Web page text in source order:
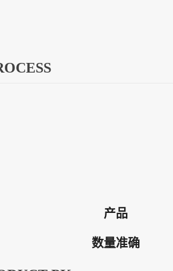
产品
数量准确